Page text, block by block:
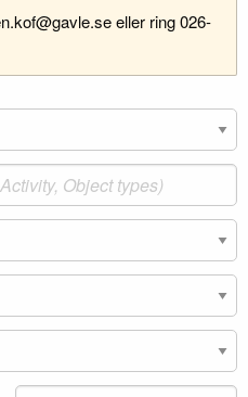
eller ring 026-